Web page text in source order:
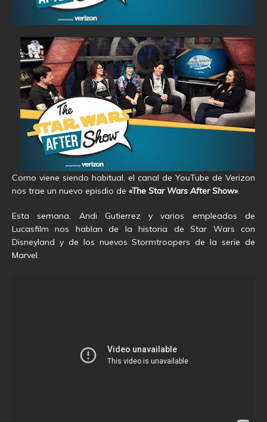
Como viene siendo habitual, el canal de YouTube de Verizon
nos trae un nuevo episdio de «The Star Wars After Show».
Esta semana, Andi Gutierrez y varios empleados de
Lucasfilm nos hablan de la historia de Star Wars con
Disneyland y de los nuevos Stormtroopers de la serie de
Marvel.